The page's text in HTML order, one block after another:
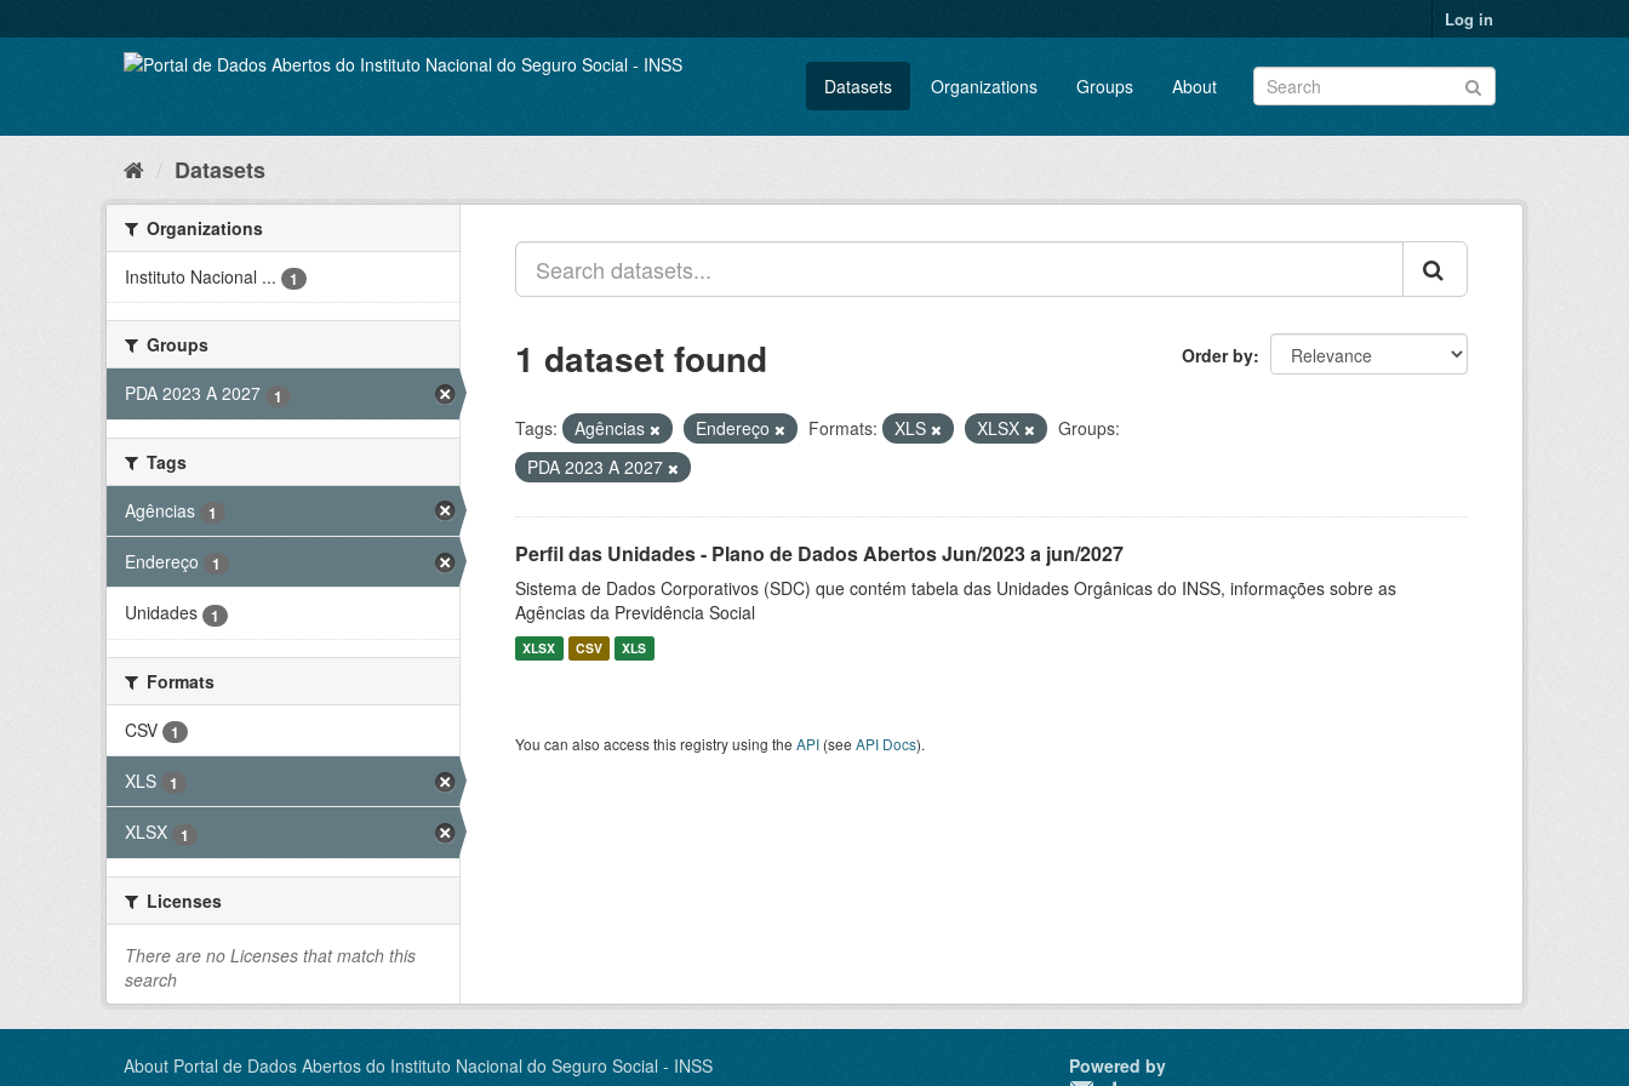
to
Log in
Datasets Organizations Groups About
Datasets
Organizations
Instituto Nacional ...
1
Groups
PDA 2023 A 2027
1
Tags
Agências
1
Endereço 1
Unidades 1
Formats
CSV
1
XLS 1
XLSX 1
Licenses
There are no Licenses that match this
search
Order by
1 dataset found
Tags: Agências Endereço Formats: XLS XLSX
Groups:
PDA 2023 A 2027
Perfil das Unidades - Plano de Dados Abertos Jun/2023 a jun/2027
Sistema de Dados Corporativos (SDC) que contém tabela das Unidades Orgânicas do INSS, informações sobre as
Agências da Previdência Social
XLSX CSV XLS
You can also access this registry using the API (see API Docs).
About Portal de Dados Abertos do Instituto Nacional do Seguro Social - INSS
Powered by